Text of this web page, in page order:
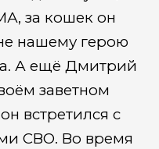
за кошек он
нашему герою
А ещё Дмитрий
заветном
встретился с
СВО. Во время